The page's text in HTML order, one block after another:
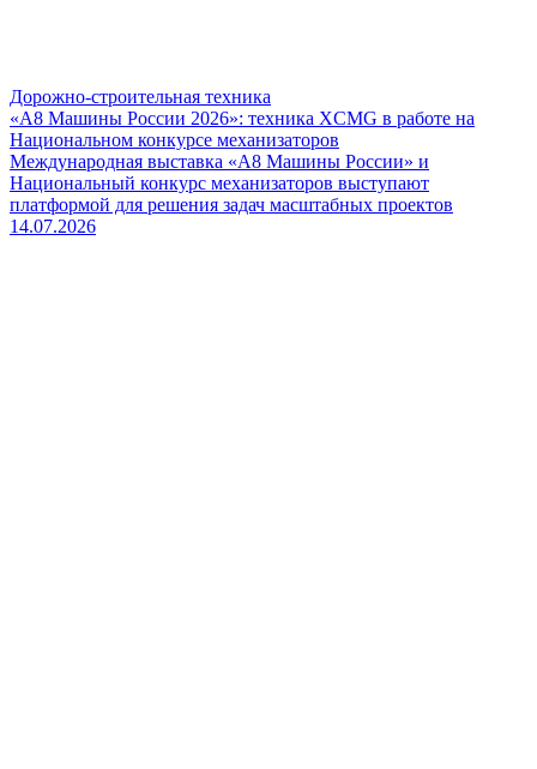
Дорожно-строительная техника
«А8 Машины России 2026»: техника XCMG в работе на
Национальном конкурсе механизаторов
Международная выставка «А8 Машины России» и
Национальный конкурс механизаторов выступают
платформой для решения задач масштабных проектов
14.07.2026